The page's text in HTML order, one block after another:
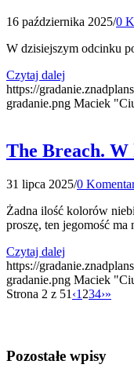
16 października 2025/0
W dzisiejszym odcinku
Czytaj dalej
https://
gradanie.png Maciek
The Breach.
31 lipca 2025/0
Żadna ilość kolorów
proszę, ten jegomość
Czytaj dalej
https://
gradanie.png Maciek
Strona 2 z 51 ‹1 234›»
Pozostałe wpisy